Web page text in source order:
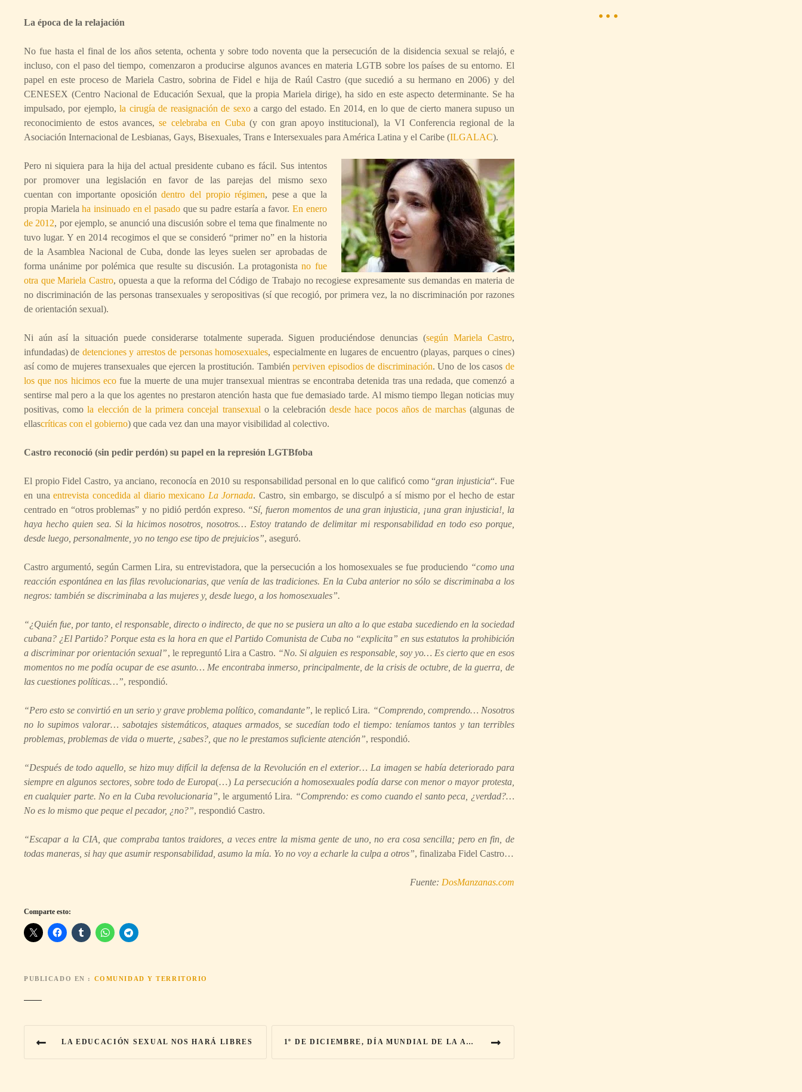
La época de la relajación
No fue hasta el final de los años setenta, ochenta y sobre todo noventa que la persecución de la disidencia sexual se relajó, e
incluso, con el paso del tiempo, comenzaron a producirse algunos avances en materia LGTB sobre los países de su entorno. El
papel en este proceso de Mariela Castro, sobrina de Fidel e hija de Raúl Castro (que sucedió a su hermano en 2006) y del
CENESEX (Centro Nacional de Educación Sexual, que la propia Mariela dirige), ha sido en este aspecto determinante. Se ha
impulsado, por ejemplo,la cirugía de reasignación de sexoa cargo del estado. En 2014, en lo que de cierto manera supuso un
reconocimiento de estos avances,se celebraba en Cuba (y con gran apoyo institucional), la VI Conferencia regional de la
Asociación Internacional de Lesbianas, Gays, Bisexuales, Trans e Intersexuales para América Latina y el Caribe (ILGALAC).
Pero ni siquiera para la hija del actual presidente cubano es fácil. Sus intentos
por promover una legislación en favor de las parejas del mismo sexo
cuentan con importante oposicióndentro del propio régimen, pese a que la
propia Marielaha insinuado en el pasado que su padre estaría a favor. En enero
de 2012, por ejemplo, se anunció una discusión sobre el tema que finalmente no
tuvo lugar. Y en 2014 recogimos el que se consideró “primer no” en la historia
de la Asamblea Nacional de Cuba, donde las leyes suelen ser aprobadas de
forma unánime por polémica que resulte su discusión. La protagonistano fue
otra que Mariela Castro, opuesta a que la reforma del Código de Trabajo no recogiese expresamente sus demandas en materia de
no discriminación de las personas transexuales y seropositivas (sí que recogió, por primera vez, la no discriminación por razones
de orientación sexual).
Ni aún así la situación puede considerarse totalmente superada. Siguen produciéndose denuncias (según Mariela Castro,
infundadas) de detenciones y arrestos de personas homosexuales, especialmente en lugares de encuentro (playas, parques o cines)
así como de mujeres transexuales que ejercen la prostitución. Tambiénperviven episodios de discriminación. Uno de los casos de
los que nos hicimos ecofue la muerte de una mujer transexual mientras se encontraba detenida tras una redada, que comenzó a
sentirse mal pero a la que los agentes no prestaron atención hasta que fue demasiado tarde. Al mismo tiempo llegan noticias muy
positivas, comola elección de la primera concejal transexual o la celebracióndesde hace pocos años de marchas (algunas de
ellascríticas con el gobierno) que cada vez dan una mayor visibilidad al colectivo.
Castro reconoció (sin pedir perdón) su papel en la represión LGTBfoba
El propio Fidel Castro, ya anciano, reconocía en 2010 su responsabilidad personal en lo que calificó como “gran injusticia“. Fue
en unaentrevista concedida al diario mexicano La Jornada. Castro, sin embargo, se disculpó a sí mismo por el hecho de estar
centrado en “otros problemas” y no pidió perdón expreso. “Sí, fueron momentos de una gran injusticia, ¡una gran injusticia!, la
haya hecho quien sea. Si la hicimos nosotros, nosotros… Estoy tratando de delimitar mi responsabilidad en todo eso porque,
desde luego, personalmente, yo no tengo ese tipo de prejuicios”, aseguró.
Castro argumentó, según Carmen Lira, su entrevistadora, que la persecución a los homosexuales se fue produciendo “como una
reacción espontánea en las filas revolucionarias, que venía de las tradiciones. En la Cuba anterior no sólo se discriminaba a los
negros: también se discriminaba a las mujeres y, desde luego, a los homosexuales”.
“¿Quién fue, por tanto, el responsable, directo o indirecto, de que no se pusiera un alto a lo que estaba sucediendo en la sociedad
cubana? ¿El Partido? Porque esta es la hora en que el Partido Comunista de Cuba no “explicita” en sus estatutos la prohibición
a discriminar por orientación sexual”, le repreguntó Lira a Castro. “No. Si alguien es responsable, soy yo… Es cierto que en esos
momentos no me podía ocupar de ese asunto… Me encontraba inmerso, principalmente, de la crisis de octubre, de la guerra, de
las cuestiones políticas…”, respondió.
“Pero esto se convirtió en un serio y grave problema político, comandante”, le replicó Lira. “Comprendo, comprendo… Nosotros
no lo supimos valorar… sabotajes sistemáticos, ataques armados, se sucedían todo el tiempo: teníamos tantos y tan terribles
problemas, problemas de vida o muerte, ¿sabes?, que no le prestamos suficiente atención”, respondió.
“Después de todo aquello, se hizo muy difícil la defensa de la Revolución en el exterior… La imagen se había deteriorado para
siempre en algunos sectores, sobre todo de Europa(…) La persecución a homosexuales podía darse con menor o mayor protesta,
en cualquier parte. No en la Cuba revolucionaria”, le argumentó Lira. “Comprendo: es como cuando el santo peca, ¿verdad?…
No es lo mismo que peque el pecador, ¿no?”, respondió Castro.
“Escapar a la CIA, que compraba tantos traidores, a veces entre la misma gente de uno, no era cosa sencilla; pero en fin, de
todas maneras, si hay que asumir responsabilidad, asumo la mía. Yo no voy a echarle la culpa a otros”, finalizaba Fidel Castro…
Fuente: DosManzanas.com
Comparte esto:
PUBLICADO EN COMUNIDAD Y TERRITORIO
LA EDUCACIÓN SEXUAL NOS HARÁ LIBRES 1º DE DICIEMBRE, DÍA MUNDIAL DE LA ACCIÓN CONTRA EL SIDA
i